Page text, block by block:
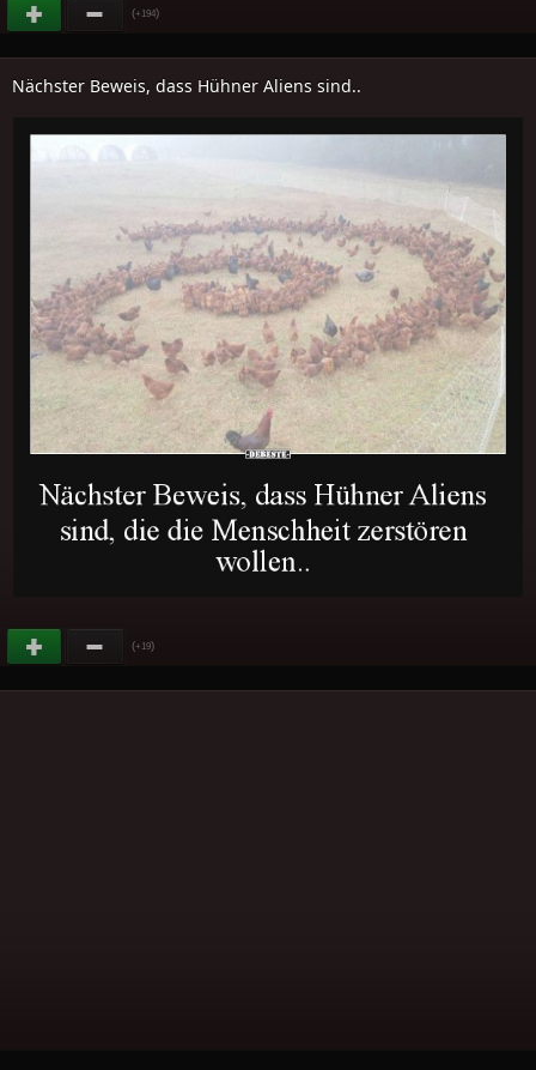
(+194)
Nächster Beweis, dass Hühner Aliens sind..
(+19)